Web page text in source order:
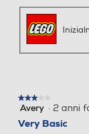
★★★★★
★★★★★
3
5
Avery · 2 anni
Very Basic